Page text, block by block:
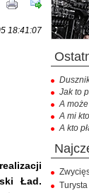
18:41:07
Ład.
Jak to
A
A mi
A kto